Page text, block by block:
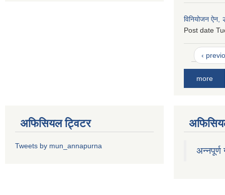
विनियोजन ऐन,
Post date
‹
more
अफिसियल ट्विटर
Tweets by mun_annapurna अन्नपूर्ण